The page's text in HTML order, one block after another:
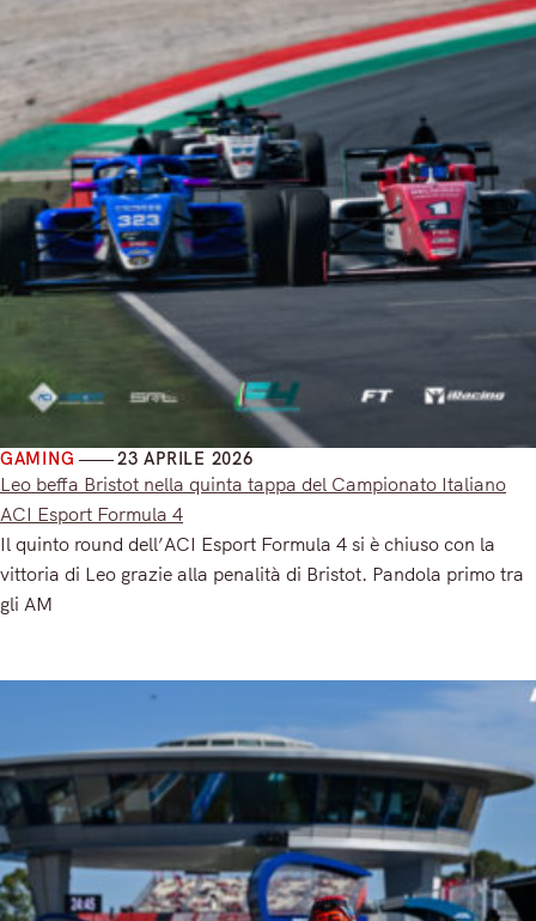
GAMING 23 APRILE 2026
Leo beffa Bristot nella quinta tappa del Campionato Italiano
ACI Esport Formula 4
Il quinto round dell’ACI Esport Formula 4 si è chiuso con la
vittoria di Leo grazie alla penalità di Bristot. Pandola primo tra
gli AM